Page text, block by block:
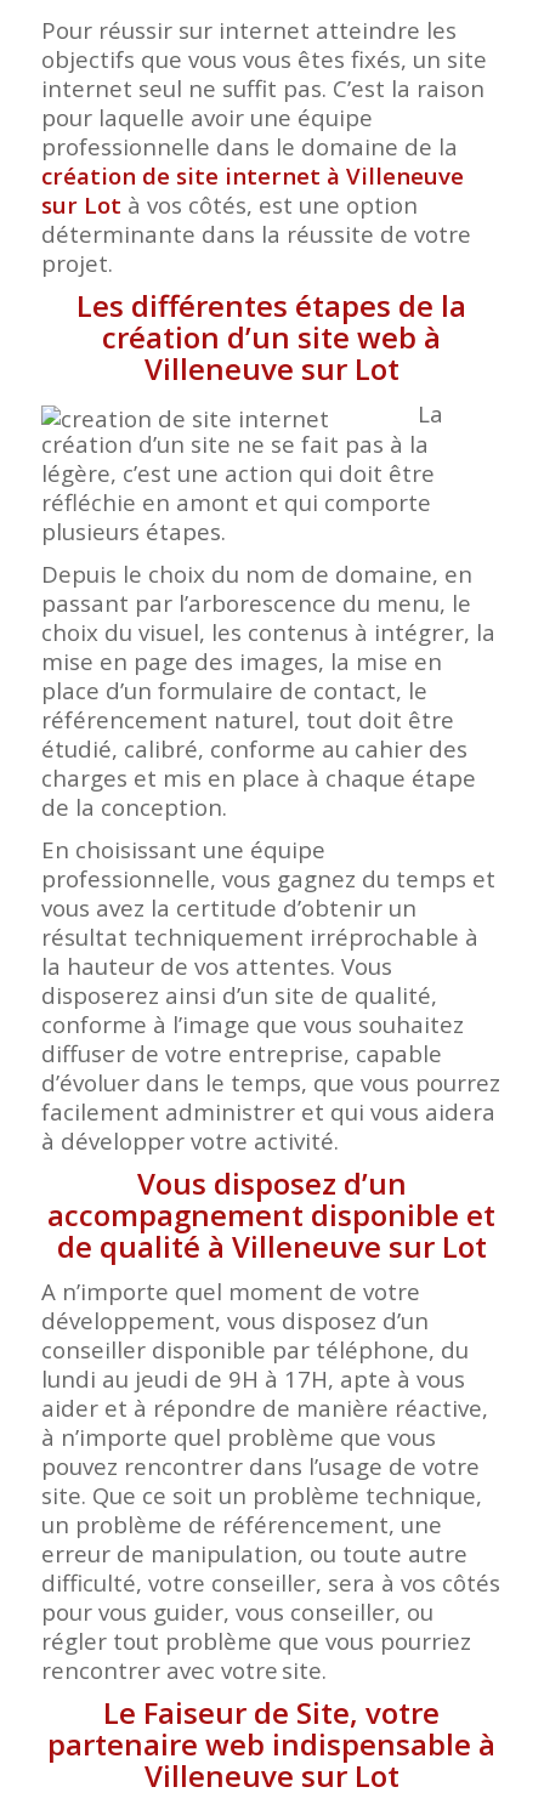
Pour réussir sur internet atteindre les
objectifs que vous vous êtes fixés, un site
internet seul ne suffit pas. C’est la raison
pour laquelle avoir une équipe
professionnelle dans le domaine de la
création de site internet à Villeneuve
sur Lot à vos côtés, est une option
déterminante dans la réussite de votre
projet.
Les différentes étapes de la
création d’un site web à
Villeneuve sur Lot
La
création d’un site ne se fait pas à la
légère, c’est une action qui doit être
réfléchie en amont et qui comporte
plusieurs étapes.
Depuis le choix du nom de domaine, en
passant par l’arborescence du menu, le
choix du visuel, les contenus à intégrer, la
mise en page des images, la mise en
place d’un formulaire de contact, le
référencement naturel, tout doit être
étudié, calibré, conforme au cahier des
charges et mis en place à chaque étape
de la conception.
En choisissant une équipe
professionnelle, vous gagnez du temps et
vous avez la certitude d’obtenir un
résultat techniquement irréprochable à
la hauteur de vos attentes. Vous
disposerez ainsi d’un site de qualité,
conforme à l’image que vous souhaitez
diffuser de votre entreprise, capable
d’évoluer dans le temps, que vous pourrez
facilement administrer et qui vous aidera
à développer votre activité.
Vous disposez d’un
accompagnement disponible et
de qualité à Villeneuve sur Lot
A n’importe quel moment de votre
développement, vous disposez d’un
conseiller disponible par téléphone, du
lundi au jeudi de 9H à 17H, apte à vous
aider et à répondre de manière réactive,
à n’importe quel problème que vous
pouvez rencontrer dans l’usage de votre
site. Que ce soit un problème technique,
un problème de référencement, une
erreur de manipulation, ou toute autre
difficulté, votre conseiller, sera à vos côtés
pour vous guider, vous conseiller, ou
régler tout problème que vous pourriez
rencontrer avec votre site.
Le Faiseur de Site, votre
partenaire web indispensable à
Villeneuve sur Lot